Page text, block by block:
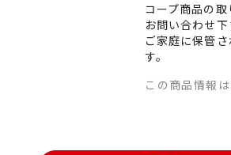
コープ商品の
お問い合わせ下
ご家庭に保管
す。
この商品情報